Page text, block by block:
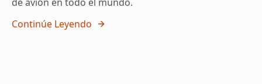
Continúe Leyendo